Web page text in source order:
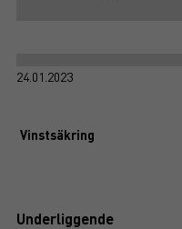
24.01.2023
Vinstsäkring
Underliggende